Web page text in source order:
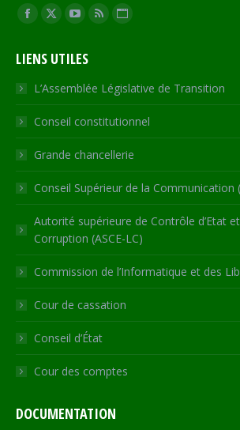
Trouvez nous sur :
Facebook
opens
in
new
window
X
opens
in
new
window
YouTube
opens
in
new
window
RSS
in
new
window
Site
opens
in
new
LIENS UTILES
L’Assemblée Législative de Transition
Conseil constitutionnel
Grande chancellerie
Conseil Supérieur de la Communication
Autorité supérieure de Contrôle d’Etat
Corruption (ASCE-LC)
Commission de l’Informatique et des
Cour de cassation
Conseil d’État
Cour des comptes
DOCUMENTATION